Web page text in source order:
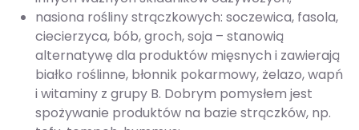
nasiona rośliny strączkowych: soczewica, fasola,
ciecierzyca, bób, groch, soja – stanowią
alternatywę dla produktów mięsnych i zawierają
białko roślinne, błonnik pokarmowy, żelazo, wapń
i witaminy z grupy B. Dobrym pomysłem jest
spożywanie produktów na bazie strączków, np.